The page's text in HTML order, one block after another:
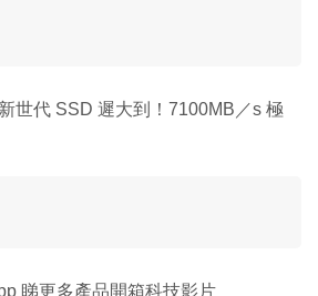
世代 SSD 遲大到！7100MB／s 極
睇更多產品開箱科技影片